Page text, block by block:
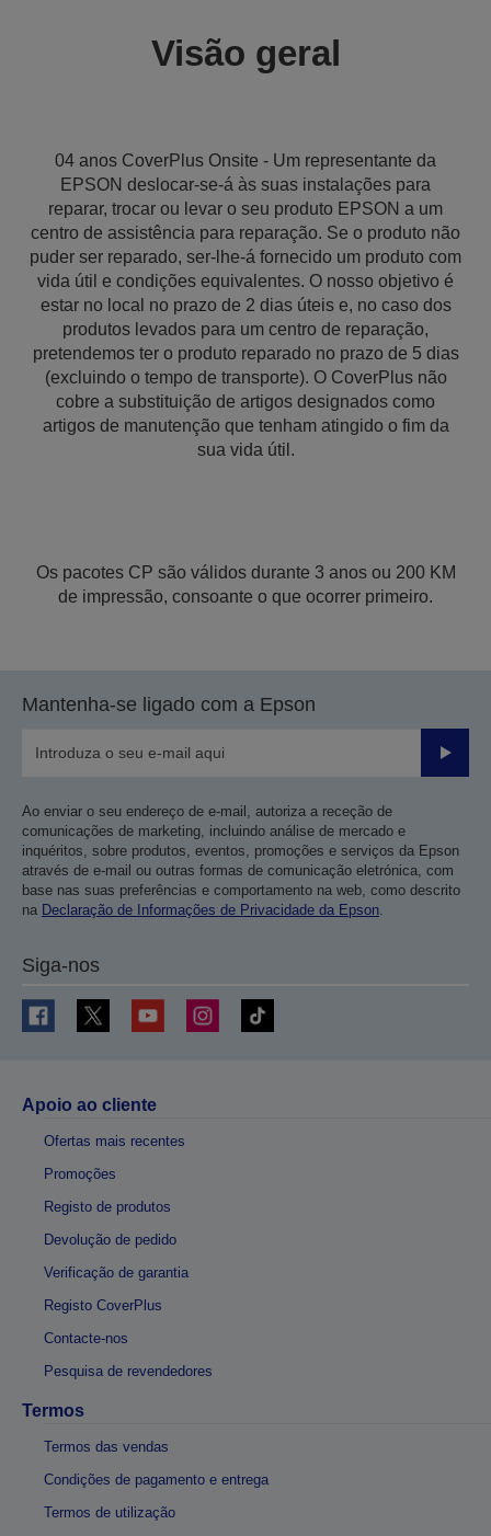
Visão geral
04 anos CoverPlus Onsite - Um representante da
EPSON deslocar-se-á às suas instalações para
reparar, trocar ou levar o seu produto EPSON a um
centro de assistência para reparação. Se o produto não
puder ser reparado, ser-lhe-á fornecido um produto com
vida útil e condições equivalentes. O nosso objetivo é
estar no local no prazo de 2 dias úteis e, no caso dos
produtos levados para um centro de reparação,
pretendemos ter o produto reparado no prazo de 5 dias
(excluindo o tempo de transporte). O CoverPlus não
cobre a substituição de artigos designados como
artigos de manutenção que tenham atingido o fim da
sua vida útil.
Os pacotes CP são válidos durante 3 anos ou 200 KM
de impressão, consoante o que ocorrer primeiro.
Mantenha-se ligado com a Epson
Enviar
Ao enviar o seu endereço de e-mail, autoriza a receção de
comunicações de marketing, incluindo análise de mercado e
inquéritos, sobre produtos, eventos, promoções e serviços da Epson
através de e-mail ou outras formas de comunicação eletrónica, com
base nas suas preferências e comportamento na web, como descrito
na Declaração de Informações de Privacidade da Epson.
Siga-nos
Apoio ao cliente
Ofertas mais recentes
Promoções
Registo de produtos
Devolução de pedido
Verificação de garantia
Registo CoverPlus
Contacte-nos
Pesquisa de revendedores
Termos
Termos das vendas
Condições de pagamento e entrega
Termos de utilização